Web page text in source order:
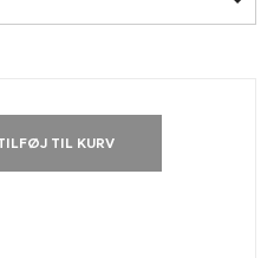
TIL KURV